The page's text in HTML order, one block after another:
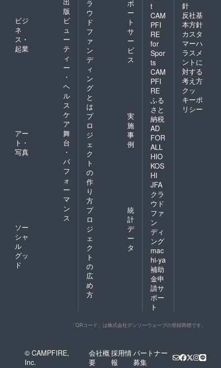
版
ビジ
ネ
ス・
起業
ビ
ュ
ー
テ
ィ
ー
・
ヘ
ル
ス
ケ
ア
アー
ト・
写真
舞
台
・
パ
フ
ォ
ー
マ
ン
ス
ソー
シャ
ル
グッ
ド
ラ
ウ
ド
フ
ァ
ン
デ
ィ
ン
グ
と
は
ポ
ー
ト
サ
ー
ビ
ス
プ
ロ
ジ
ェ
ク
ト
の
作
り
方
実
施
事
例
プ
ロ
ジ
ェ
ク
ト
の
広
め
方
統
計
デ
ー
タ
t
CAM
PFI
RE
for
Spor
ts
CAM
PFI
RE
ふる
さと
納税
AD
FOR
ALL
HIO
KOS
HI
JFA
クラ
ウド
ファ
ン
ディ
ング
mac
hi-ya
補助
金申
請サ
ポー
ト
針
反社基
本方針
カスタ
マーハ
ラスメ
ントに
対する
考え方
クッ
キーポ
リシー
「QRコード」は株式会社デンソーウェーブの登録商標です。
© CAMPFIRE,
Inc.
会社概
要
採用情
報
パートナー
募集